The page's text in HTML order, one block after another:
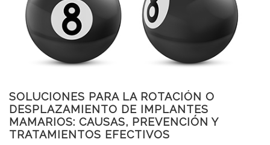
SOLUCIONES PARA LA ROTACIÓN O
DESPLAZAMIENTO DE IMPLANTES
MAMARIOS: CAUSAS, PREVENCIÓN Y
TRATAMIENTOS EFECTIVOS